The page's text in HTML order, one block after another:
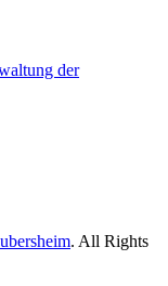
der
. All Rights